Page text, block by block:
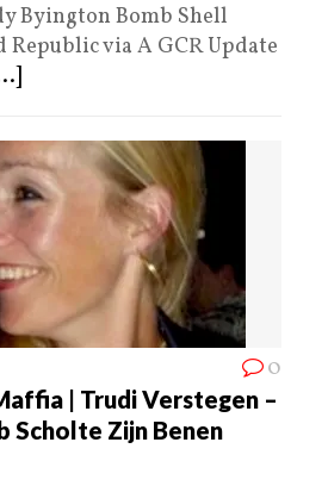
Byington Bomb Shell
Republic via A GCR Update
0
| Trudi Verstegen –
Scholte Zijn Benen